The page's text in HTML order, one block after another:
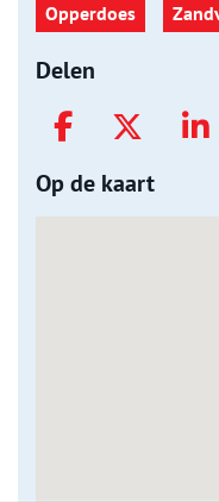
Opperdoes
Delen
Op de kaart